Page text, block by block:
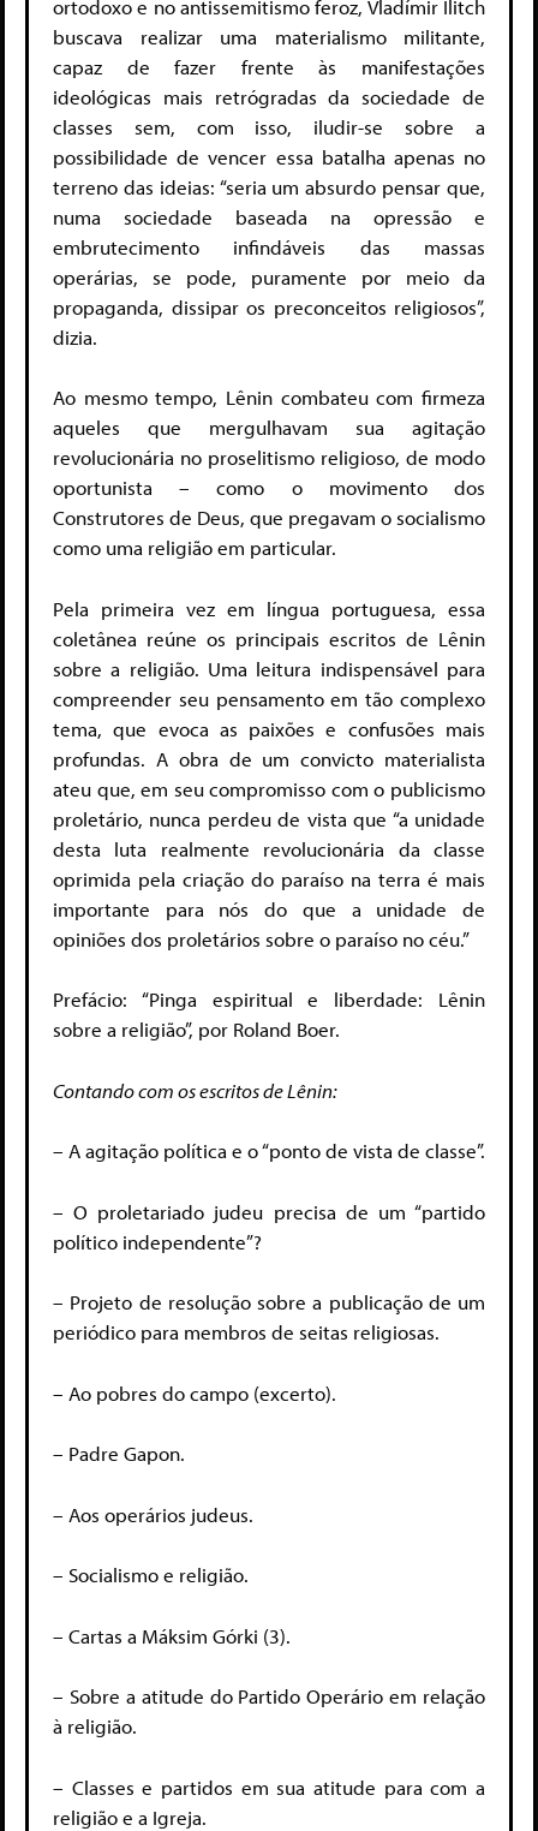
ortodoxo e no antissemitismo feroz, Vladímir Ilitch
buscava realizar uma materialismo militante,
capaz de fazer frente às manifestações
ideológicas mais retrógradas da sociedade de
classes sem, com isso, iludir-se sobre a
possibilidade de vencer essa batalha apenas no
terreno das ideias: “seria um absurdo pensar que,
numa sociedade baseada na opressão e
embrutecimento infindáveis das massas
operárias, se pode, puramente por meio da
propaganda, dissipar os preconceitos religiosos”,
dizia.
Ao mesmo tempo, Lênin combateu com firmeza
aqueles que mergulhavam sua agitação
revolucionária no proselitismo religioso, de modo
oportunista – como o movimento dos
Construtores de Deus, que pregavam o socialismo
como uma religião em particular.
Pela primeira vez em língua portuguesa, essa
coletânea reúne os principais escritos de Lênin
sobre a religião. Uma leitura indispensável para
compreender seu pensamento em tão complexo
tema, que evoca as paixões e confusões mais
profundas. A obra de um convicto materialista
ateu que, em seu compromisso com o publicismo
proletário, nunca perdeu de vista que “a unidade
desta luta realmente revolucionária da classe
oprimida pela criação do paraíso na terra é mais
importante para nós do que a unidade de
opiniões dos proletários sobre o paraíso no céu.”
Prefácio: “Pinga espiritual e liberdade: Lênin
sobre a religião”, por Roland Boer.
Contando com os escritos de Lênin:
– A agitação política e o “ponto de vista de classe”.
– O proletariado judeu precisa de um “partido
político independente”?
– Projeto de resolução sobre a publicação de um
periódico para membros de seitas religiosas.
– Ao pobres do campo (excerto).
– Padre Gapon.
– Aos operários judeus.
– Socialismo e religião.
– Cartas a Máksim Górki (3).
– Sobre a atitude do Partido Operário em relação
à religião.
– Classes e partidos em sua atitude para com a
religião e a Igreja.